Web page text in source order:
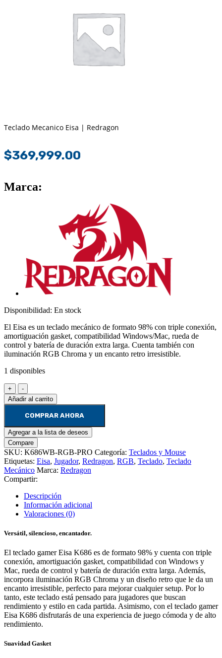
Teclado Mecanico Eisa | Redragon
$369,999.00
Marca:
Disponibilidad: En stock
El Eisa es un teclado mecánico de formato 98% con triple conexión,
amortiguación gasket, compatibilidad Windows/Mac, rueda de
control y batería de duración extra larga. Cuenta también con
iluminación RGB Chroma y un encanto retro irresistible.
1 disponibles
+
-
Añadir al carrito
COMPRAR AHORA
Agregar a la lista de deseos
Compare
SKU: K686WB-RGB-PRO Categoría: Teclados y Mouse
Etiquetas: Eisa, Jugador, Redragon, RGB, Teclado, Teclado
Mecánico Marca: Redragon
Compartir:
Descripción
Información adicional
Valoraciones (0)
Versátil, silencioso, encantador.
El teclado gamer Eisa K686 es de formato 98% y cuenta con triple
conexión, amortiguación gasket, compatibilidad con Windows y
Mac, rueda de control y batería de duración extra larga. Además,
incorpora iluminación RGB Chroma y un diseño retro que le da un
encanto irresistible, perfecto para mejorar cualquier setup. Por lo
tanto, este teclado está pensado para jugadores que buscan
rendimiento y estilo en cada partida. Asimismo, con el teclado gamer
Eisa K686 disfrutarás de una experiencia de juego cómoda y de alto
rendimiento.
Suavidad Gasket